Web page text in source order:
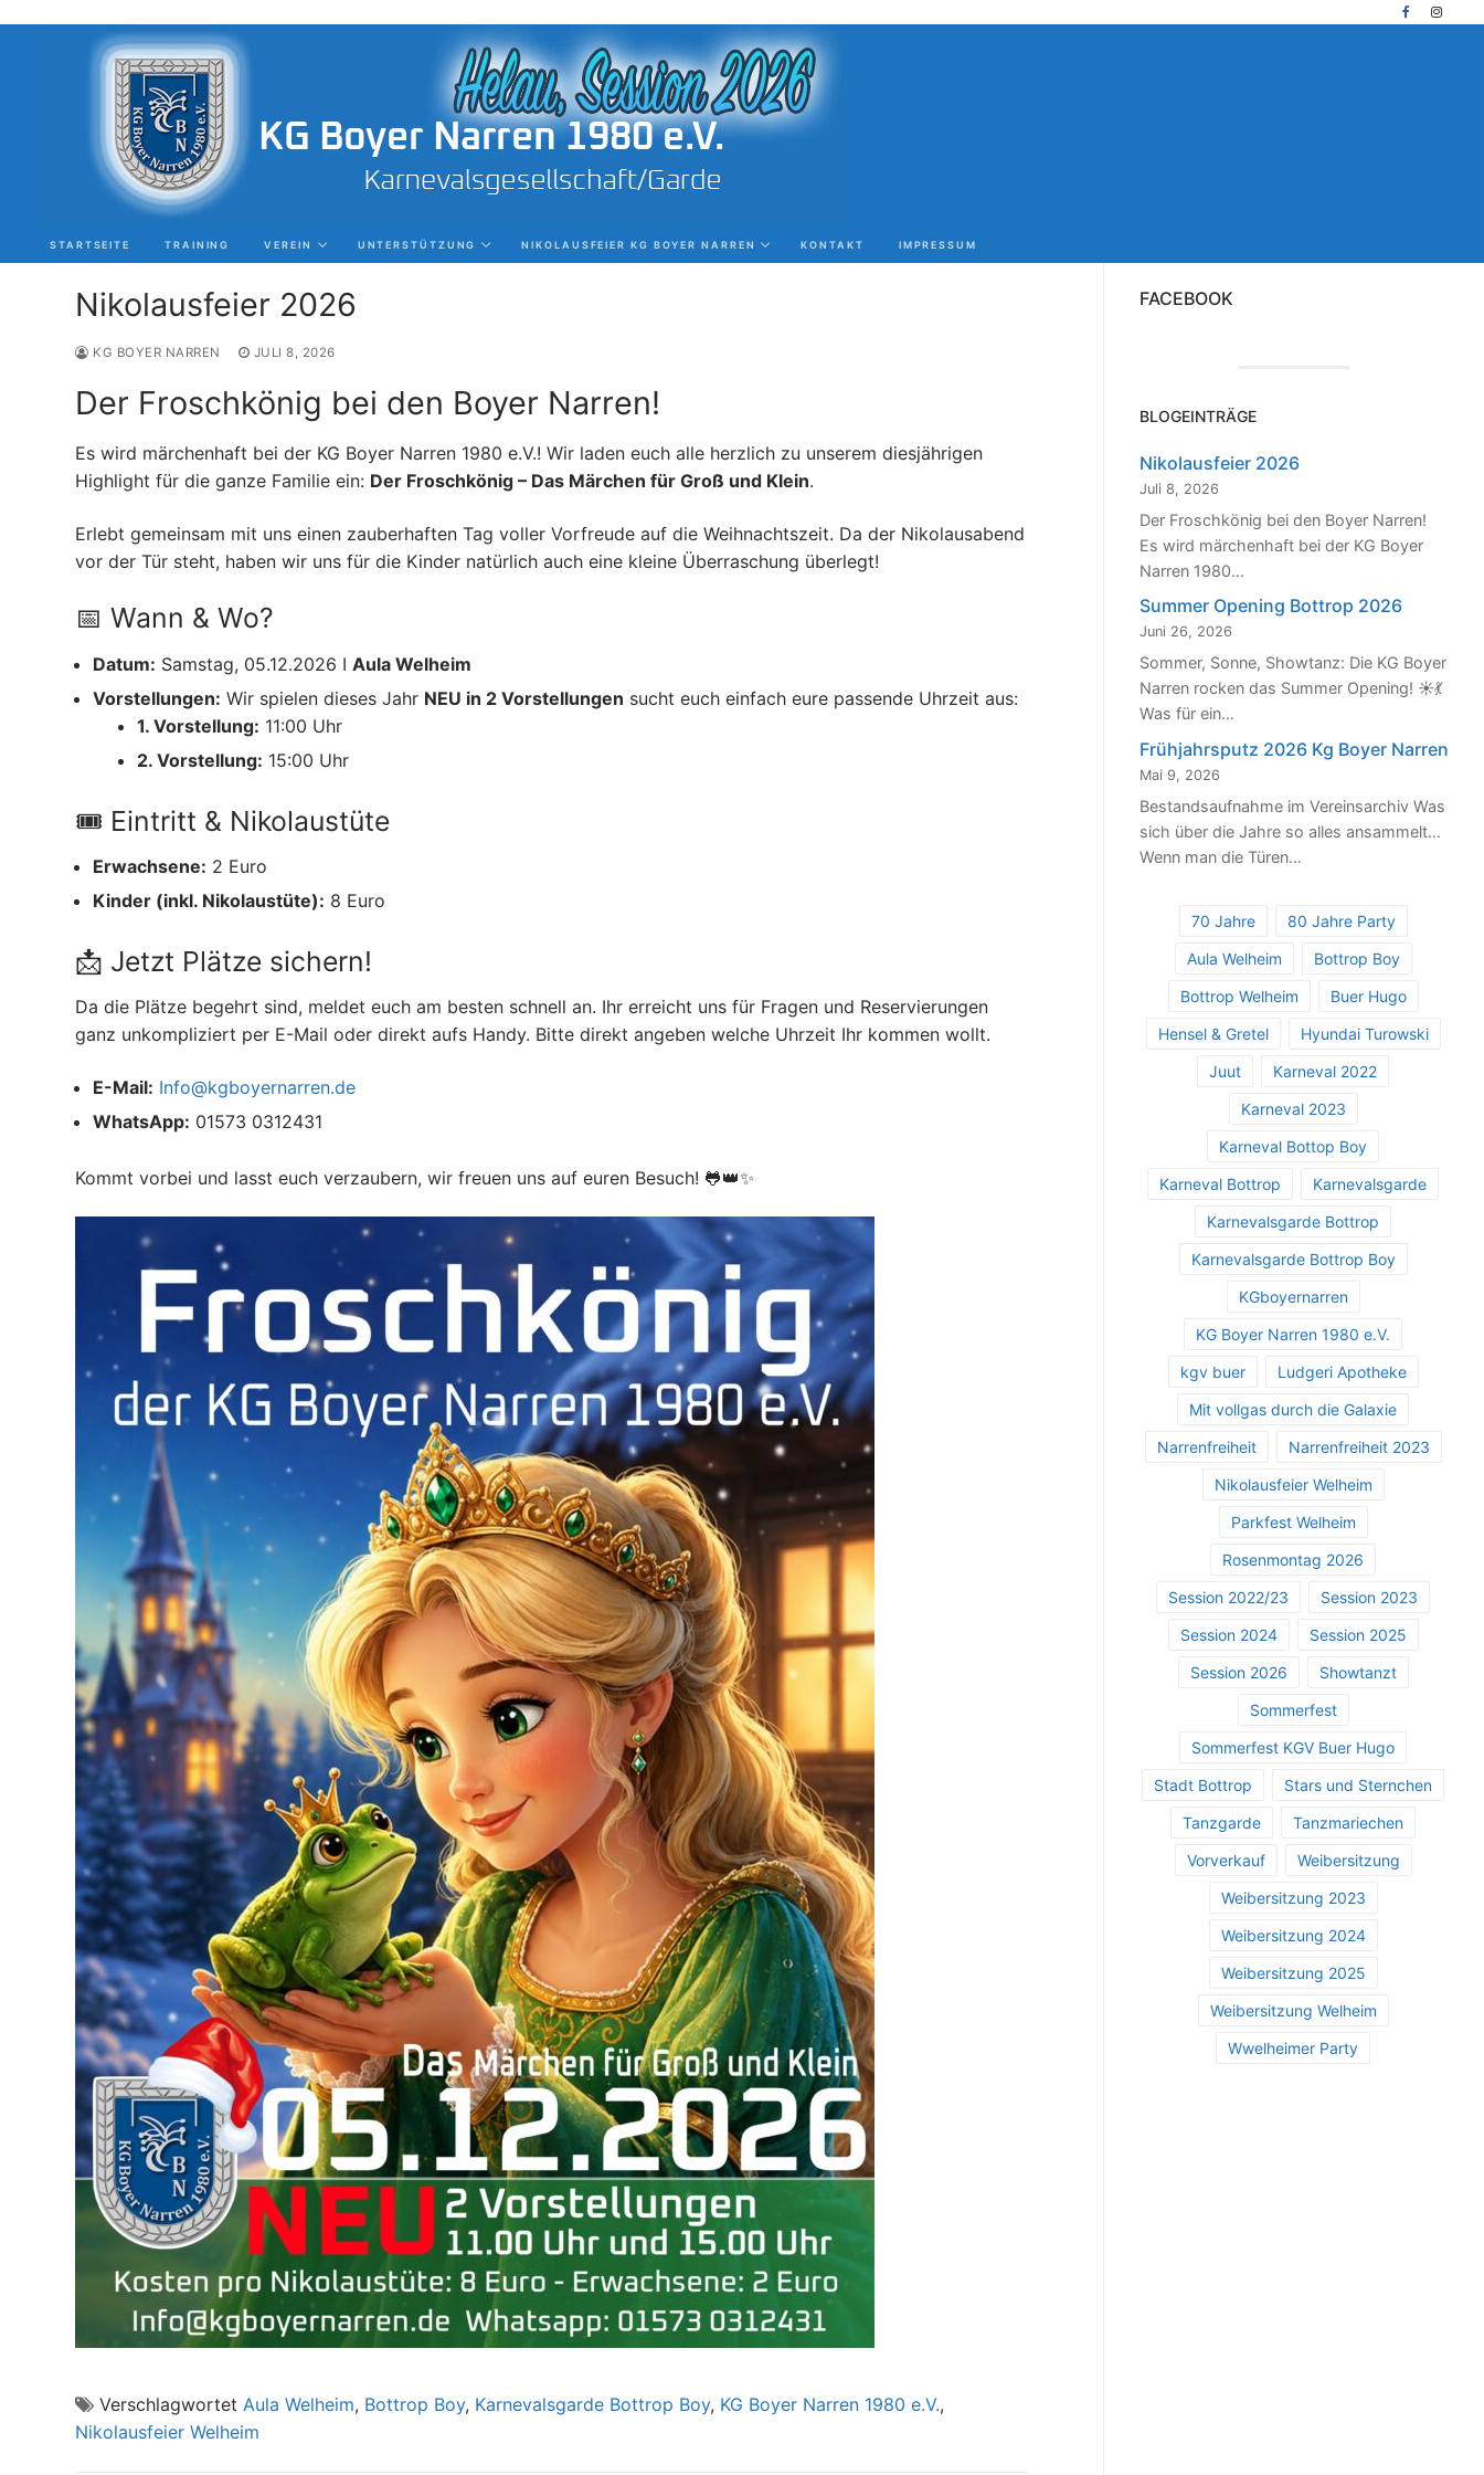
STARTSEITE TRAINING VEREIN UNTERSTÜTZUNG NIKOLAUSFEIER KG BOYER NARREN KONTAKT IMPRESSUM
Suchen
nach:
Startseite
Verein
Verein
Verein
KG Boyer Narren 1980 e.V.
Unterstützung
Unterstützung Session 2024/25
Nikolausfeier 2022 – Hensel&Gretel
Nikolausfeier – Rumpelstilzchen der KG Boyer Narren
Nikolausfeier 2026
KG BOYER NARREN JULI 8, 2026
Der Froschkönig bei den Boyer Narren!
Es wird märchenhaft bei der KG Boyer Narren 1980 e.V.! Wir laden euch alle herzlich zu unserem diesjährigen
Highlight für die ganze Familie ein: Der Froschkönig – Das Märchen für Groß und Klein.
Erlebt gemeinsam mit uns einen zauberhaften Tag voller Vorfreude auf die Weihnachtszeit. Da der Nikolausabend
vor der Tür steht, haben wir uns für die Kinder natürlich auch eine kleine Überraschung überlegt!
📅 Wann & Wo?
Datum: Samstag, 05.12.2026 I Aula Welheim
Vorstellungen: Wir spielen dieses Jahr NEU in 2 Vorstellungen sucht euch einfach eure passende Uhrzeit aus:
1. Vorstellung: 11:00 Uhr
2. Vorstellung: 15:00 Uhr
🎟️ Eintritt & Nikolaustüte
Erwachsene: 2 Euro
Kinder (inkl. Nikolaustüte): 8 Euro
📩 Jetzt Plätze sichern!
Da die Plätze begehrt sind, meldet euch am besten schnell an. Ihr erreicht uns für Fragen und Reservierungen
ganz unkompliziert per E-Mail oder direkt aufs Handy. Bitte direkt angeben welche Uhrzeit Ihr kommen wollt.
E-Mail: Info@kgboyernarren.de
WhatsApp: 01573 0312431
Kommt vorbei und lasst euch verzaubern, wir freuen uns auf euren Besuch! 🐸👑✨
Verschlagwortet Aula Welheim, Bottrop Boy, Karnevalsgarde Bottrop Boy, KG Boyer Narren 1980 e.V.,
Nikolausfeier Welheim
FACEBOOK
BLOGEINTRÄGE
Nikolausfeier 2026
Juli 8, 2026
Der Froschkönig bei den Boyer Narren!
Es wird märchenhaft bei der KG Boyer
Narren 1980…
Summer Opening Bottrop 2026
Juni 26, 2026
Sommer, Sonne, Showtanz: Die KG Boyer
Narren rocken das Summer Opening! ☀️💃
Was für ein…
Frühjahrsputz 2026 Kg Boyer Narren
Mai 9, 2026
Bestandsaufnahme im Vereinsarchiv Was
sich über die Jahre so alles ansammelt…
Wenn man die Türen…
70 Jahre
80 Jahre Party
Aula Welheim
Bottrop Boy
Bottrop Welheim
Buer Hugo
Hensel & Gretel
Hyundai Turowski
Juut
Karneval 2022
Karneval 2023
Karneval Bottop Boy
Karneval Bottrop
Karnevalsgarde
Karnevalsgarde Bottrop
Karnevalsgarde Bottrop Boy
KGboyernarren
KG Boyer Narren 1980 e.V.
kgv buer
Ludgeri Apotheke
Mit vollgas durch die Galaxie
Narrenfreiheit
Narrenfreiheit 2023
Nikolausfeier Welheim
Parkfest Welheim
Rosenmontag 2026
Session 2022/23
Session 2023
Session 2024
Session 2025
Session 2026
Showtanzt
Sommerfest
Sommerfest KGV Buer Hugo
Stadt Bottrop
Stars und Sternchen
Tanzgarde
Tanzmariechen
Vorverkauf
Weibersitzung
Weibersitzung 2023
Weibersitzung 2024
Weibersitzung 2025
Weibersitzung Welheim
Wwelheimer Party